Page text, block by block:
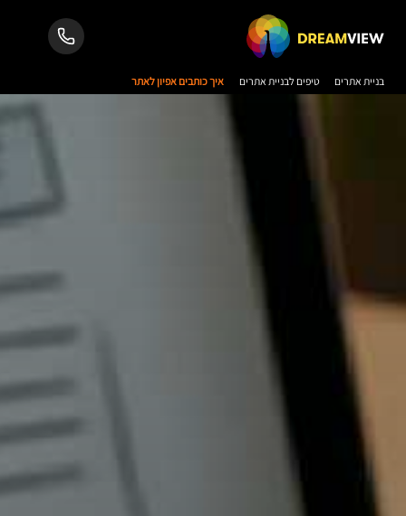
בניית אתרים טיפים לבניית אתרים איך כותבים אפיון לאתר